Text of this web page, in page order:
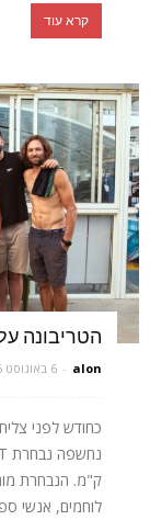
קרא עוד
הטריבונה
alon
- 6 באוגוסט 2026
ק"מ. הנבחרת
לוחמים, אנשי